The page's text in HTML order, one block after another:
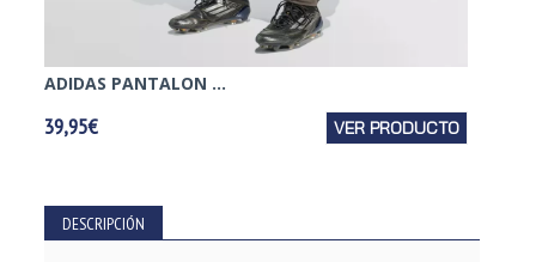
ADIDAS PANTALON ...
39,95€ VER PRODUCTO
DESCRIPCIÓN